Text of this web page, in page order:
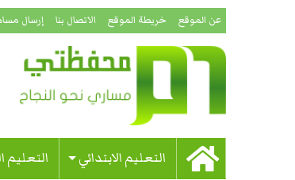
عن الموقع خريطة الموقع الاتصال بنا إرسال
التعليم الابتدائي التعليم